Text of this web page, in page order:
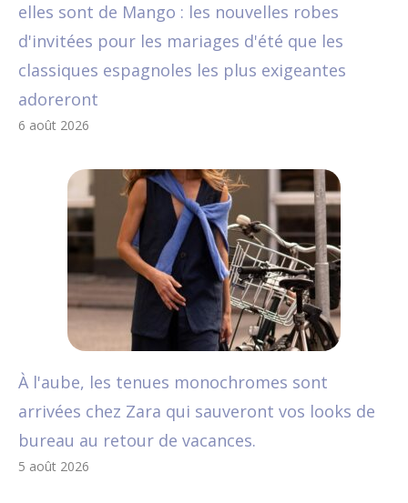
elles sont de Mango : les nouvelles robes
d'invitées pour les mariages d'été que les
classiques espagnoles les plus exigeantes
adoreront
6 août 2026
À l'aube, les tenues monochromes sont
arrivées chez Zara qui sauveront vos looks de
bureau au retour de vacances.
5 août 2026